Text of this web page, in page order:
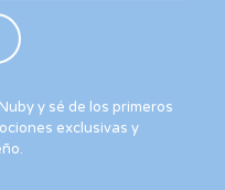
y sé de los primeros
exclusivas y